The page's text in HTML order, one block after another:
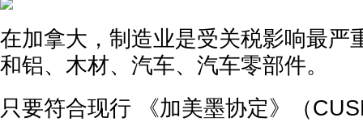
在加拿大，制造业是受关税影响最严
和铝、木材、汽车、汽车零部件。
只要符合现行 《加美墨协定》（